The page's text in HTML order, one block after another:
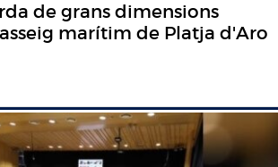
de grans dimensions
marítim de Platja d'Aro